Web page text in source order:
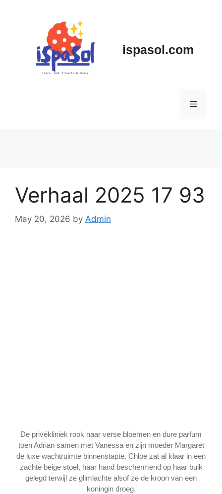
ispasol.com
Menu
Verhaal 2025 17 93
May 20, 2026 by Admin
De privékliniek rook naar verse bloemen en dure parfum
toen Adrian samen met Vanessa en zijn moeder Margaret
de luxe wachtruimte binnenstapte. Chloe zat al klaar in een
zachte beige stoel, haar hand beschermend op haar buik
gelegd terwijl ze glimlachte alsof ze de kroon van een
koningin droeg.